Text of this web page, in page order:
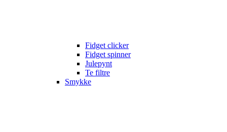
Fidget clicker
Fidget spinner
Julepynt
Te filtre
Smykke